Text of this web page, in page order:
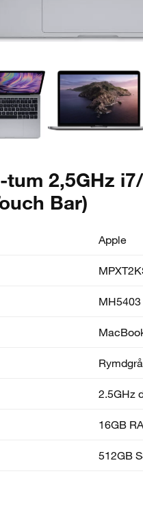
2,5GHz
Bar)
Apple
MH5403
Rymdgrå
2.5GHz
16GB
512GB